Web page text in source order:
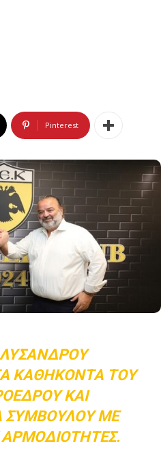
Pinterest
ΚΑΘΉΚΟΝΤΑ ΤΟΥ
ΚΑΙ
ΣΥΜΒΟΎΛΟΥ ΜΕ
ΑΡΜΟΔΙΌΤΗΤΕΣ.